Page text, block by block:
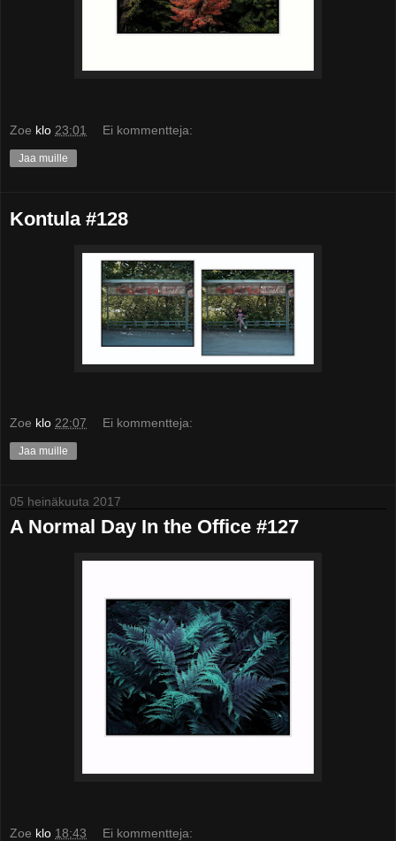
Zoe klo 23:01 Ei kommentteja:
Jaa muille
Kontula #128
Zoe klo 22:07 Ei kommentteja:
Jaa muille
05 heinäkuuta 2017
A Normal Day In the Office #127
Zoe klo 18:43 Ei kommentteja: